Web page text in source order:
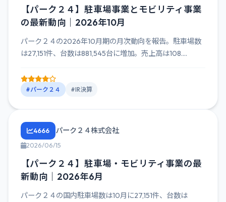
【パーク２４】駐車場事業とモビリティ事業
の最新動向｜2026年10月
パーク２４の2026年10月期の月次動向を報告。駐車場数
は27,151件、台数は881,545台に増加。売上高は108....
#パーク２４ #IR決算
4666 パーク２４株式会社
2026/06/15
【パーク２４】駐車場・モビリティ事業の最
新動向｜2026年6月
パーク２４の国内駐車場数は10月に27,151件、台数は